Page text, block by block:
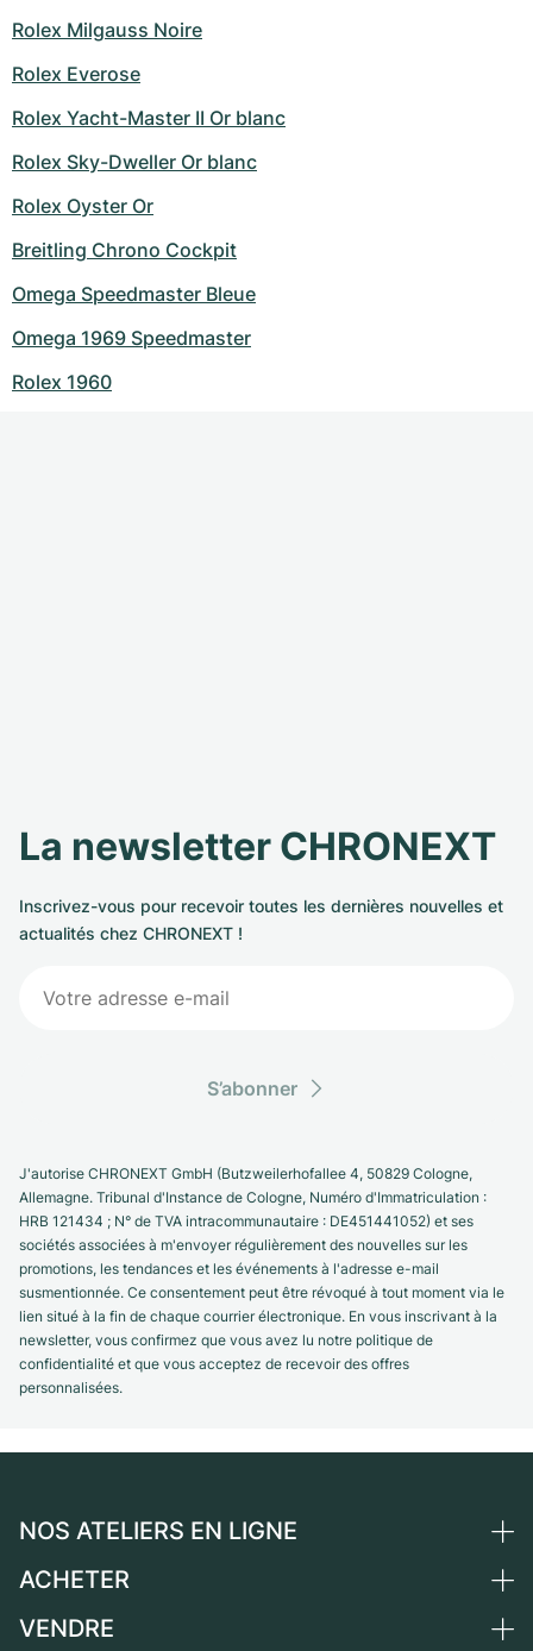
Rolex Milgauss Noire
Rolex Everose
Rolex Yacht-Master II Or blanc
Rolex Sky-Dweller Or blanc
Rolex Oyster Or
Breitling Chrono Cockpit
Omega Speedmaster Bleue
Omega 1969 Speedmaster
Rolex 1960
La newsletter CHRONEXT
Inscrivez-vous pour recevoir toutes les dernières nouvelles et
actualités chez CHRONEXT !
S’abonner
J'autorise CHRONEXT GmbH (Butzweilerhofallee 4, 50829 Cologne,
Allemagne. Tribunal d'Instance de Cologne, Numéro d'Immatriculation :
HRB 121434 ; N° de TVA intracommunautaire : DE451441052) et ses
sociétés associées à m'envoyer régulièrement des nouvelles sur les
promotions, les tendances et les événements à l'adresse e-mail
susmentionnée. Ce consentement peut être révoqué à tout moment via le
lien situé à la fin de chaque courrier électronique. En vous inscrivant à la
newsletter, vous confirmez que vous avez lu notre politique de
confidentialité et que vous acceptez de recevoir des offres
personnalisées.
NOS ATELIERS EN LIGNE
Allemagne
ACHETER
Toutes les montres de luxe
VENDRE